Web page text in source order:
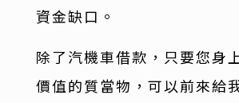
資金缺口。
除了汽機車借款，只要您身
價值的質當物，可以前來給